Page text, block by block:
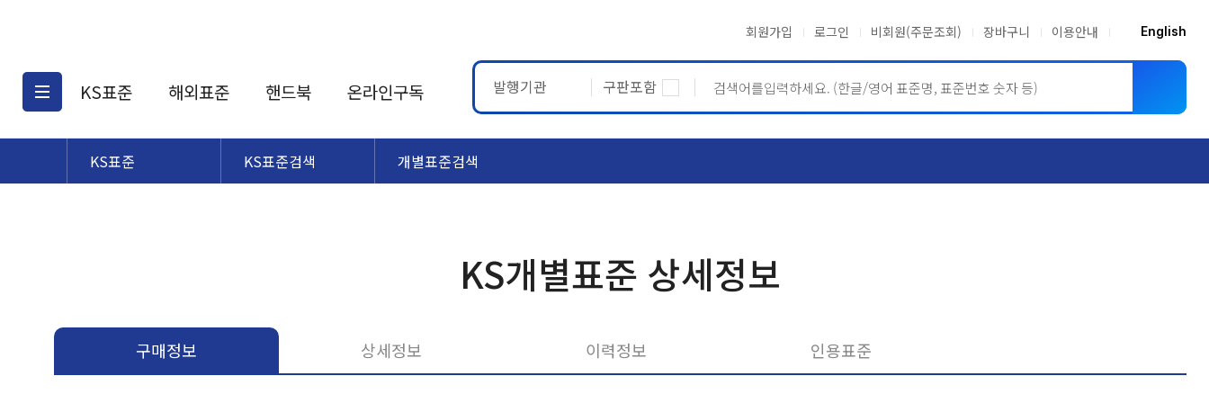
회원가입 로그인 비회원(주문조회) 장바구니 이용안내 English
KS표준
KS표준검색
해외표준
해외표준검색
핸드북 온라인구독 발행기관 구판포함
KS표준 KS표준검색 개별표준검색
KS개별표준 상세정보
구매정보 상세정보 이력정보 인용표준